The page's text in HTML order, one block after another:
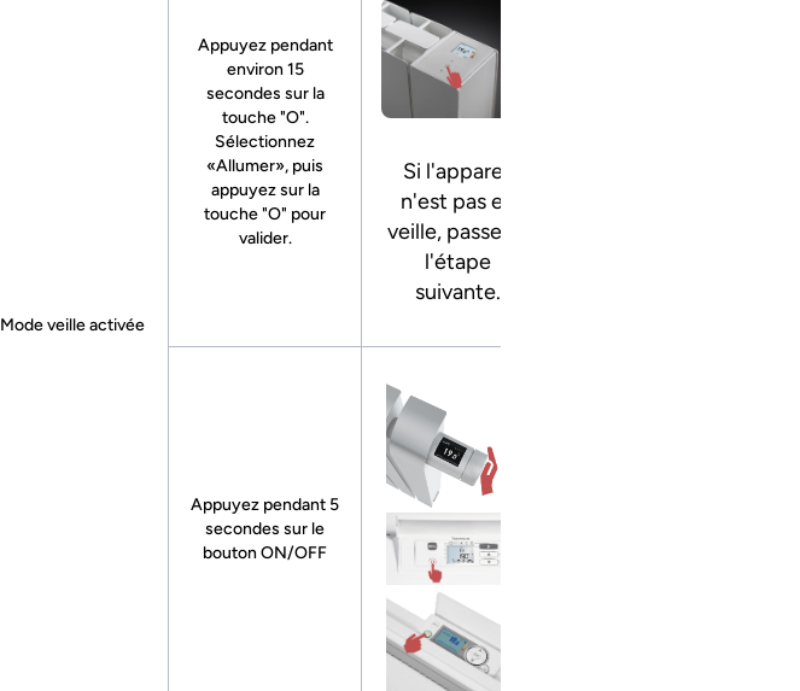
Mode veille activée
Appuyez pendant
environ 15
secondes sur la
touche "O".
Sélectionnez
«Allumer», puis
appuyez sur la
touche "O" pour
valider.
Si l'appareil
n'est pas en
veille, passez à
l'étape
suivante.
Appuyez pendant 5
secondes sur le
bouton ON/OFF